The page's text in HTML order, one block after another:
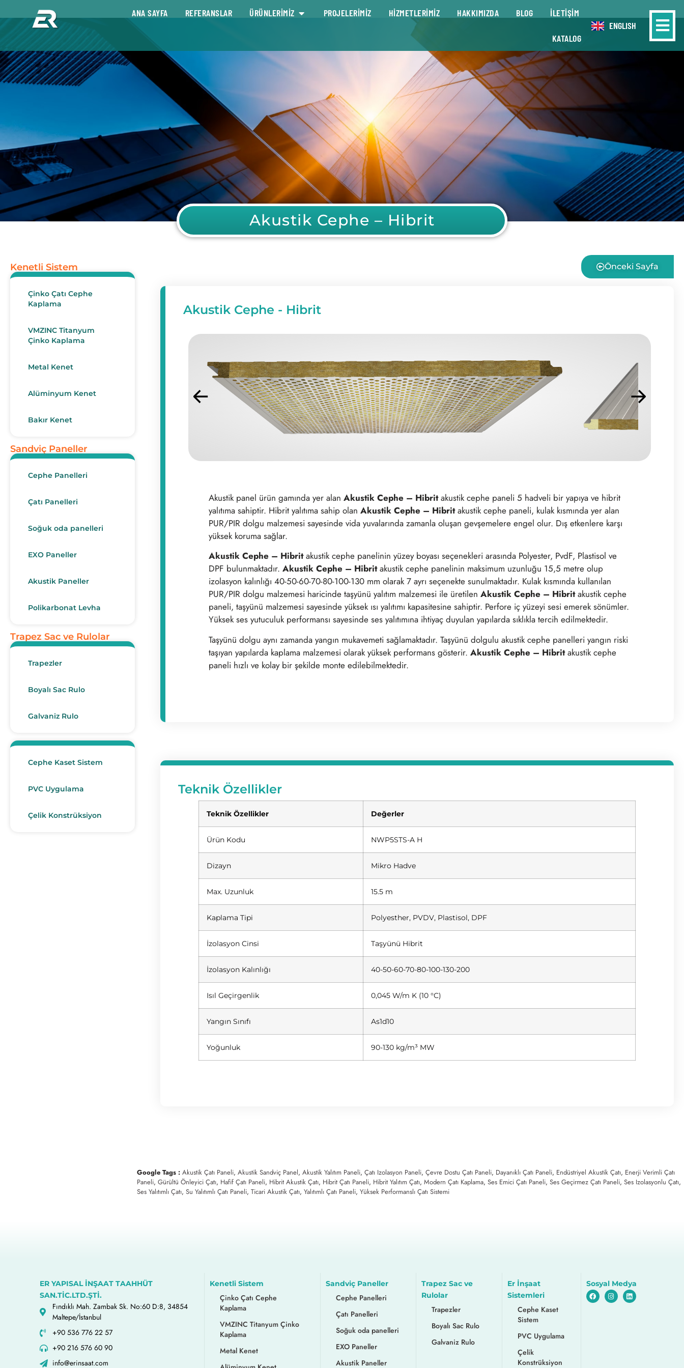
ANA SAYFA REFERANSLAR ÜRÜNLERİMİZ PROJELERİMİZ HİZMETLERİMİZ HAKKIMIZDA BLOG İLETİŞİM
KATALOG
ENGLISH
Akustik Cephe – Hibrit
Kenetli Sistem
Çinko Çatı Cephe
Kaplama
VMZINC Titanyum
Çinko Kaplama
Metal Kenet
Alüminyum Kenet
Bakır Kenet
Sandviç Paneller
Cephe Panelleri
Çatı Panelleri
Soğuk oda panelleri
EXO Paneller
Akustik Paneller
Polikarbonat Levha
Trapez Sac ve Rulolar
Trapezler
Boyalı Sac Rulo
Galvaniz Rulo
Cephe Kaset Sistem
PVC Uygulama
Çelik Konstrüksiyon
Önceki Sayfa
Akustik Cephe - Hibrit
Akustik panel ürün gamında yer alan Akustik Cephe – Hibritakustik cephe paneli 5 hadveli bir yapıya ve hibrit
yalıtıma sahiptir. Hibrit yalıtıma sahip olan Akustik Cephe – Hibritakustik cephe paneli, kulak kısmında yer alan
PUR/PIR dolgu malzemesi sayesinde vida yuvalarında zamanla oluşan gevşemelere engel olur. Dış etkenlere karşı
yüksek koruma sağlar.
Akustik Cephe – Hibritakustik cephe panelinin yüzey boyası seçenekleri arasında Polyester, PvdF, Plastisol ve
DPF bulunmaktadır. Akustik Cephe – Hibritakustik cephe panelinin maksimum uzunluğu 15,5 metre olup
izolasyon kalınlığı 40-50-60-70-80-100-130 mm olarak 7 ayrı seçenekte sunulmaktadır. Kulak kısmında kullanılan
PUR/PIR dolgu malzemesi haricinde taşyünü yalıtım malzemesi ile üretilen Akustik Cephe – Hibritakustik cephe
paneli, taşyünü malzemesi sayesinde yüksek ısı yalıtımı kapasitesine sahiptir. Perfore iç yüzeyi sesi emerek sönümler.
Yüksek ses yutuculuk performansı sayesinde ses yalıtımına ihtiyaç duyulan yapılarda sıklıkla tercih edilmektedir.
Taşyünü dolgu aynı zamanda yangın mukavemeti sağlamaktadır. Taşyünü dolgulu akustik cephe panelleri yangın riski
taşıyan yapılarda kaplama malzemesi olarak yüksek performans gösterir. Akustik Cephe – Hibritakustik cephe
paneli hızlı ve kolay bir şekilde monte edilebilmektedir.
Teknik Özellikler
Teknik Özellikler Değerler
Ürün Kodu NWP5STS-A H
Dizayn Mikro Hadve
Max. Uzunluk 15.5 m
Kaplama Tipi Polyesther, PVDV, Plastisol, DPF
İzolasyon Cinsi Taşyünü Hibrit
İzolasyon Kalınlığı 40-50-60-70-80-100-130-200
Isıl Geçirgenlik 0,045 W/m K (10 °C)
Yangın Sınıfı As1d10
Yoğunluk 90-130 kg/m³ MW
Google Tags : Akustik Çatı Paneli, Akustik Sandviç Panel, Akustik Yalıtım Paneli, Çatı Izolasyon Paneli, Çevre Dostu Çatı Paneli, Dayanıklı Çatı Paneli, Endüstriyel Akustik Çatı, Enerji Verimli Çatı
Paneli, Gürültü Önleyici Çatı, Hafif Çatı Paneli, Hibrit Akustik Çatı, Hibrit Çatı Paneli, Hibrit Yalıtım Çatı, Modern Çatı Kaplama, Ses Emici Çatı Paneli, Ses Geçirmez Çatı Paneli, Ses Izolasyonlu Çatı,
Ses Yalıtımlı Çatı, Su Yalıtımlı Çatı Paneli, Ticari Akustik Çatı, Yalıtımlı Çatı Paneli, Yüksek Performanslı Çatı Sistemi
ER YAPISAL İNŞAAT TAAHHÜT
SAN.TİC.LTD.ŞTİ.
Fındıklı Mah. Zambak Sk. No:60 D:8, 34854
Maltepe/İstanbul
+90 536 776 22 57
+90 216 576 60 90
info@erinsaat.com
Kenetli Sistem
Çinko Çatı Cephe
Kaplama
VMZINC Titanyum Çinko
Kaplama
Metal Kenet
Sandviç Paneller
Cephe Panelleri
Çatı Panelleri
Soğuk oda panelleri
EXO Paneller
Akustik Paneller
Trapez Sac ve
Rulolar
Trapezler
Boyalı Sac Rulo
Galvaniz Rulo
Er İnşaat
Sistemleri
Cephe Kaset
Sistem
PVC Uygulama
Çelik
Konstrüksiyon
Sosyal Medya